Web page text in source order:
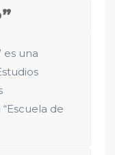
es una
de